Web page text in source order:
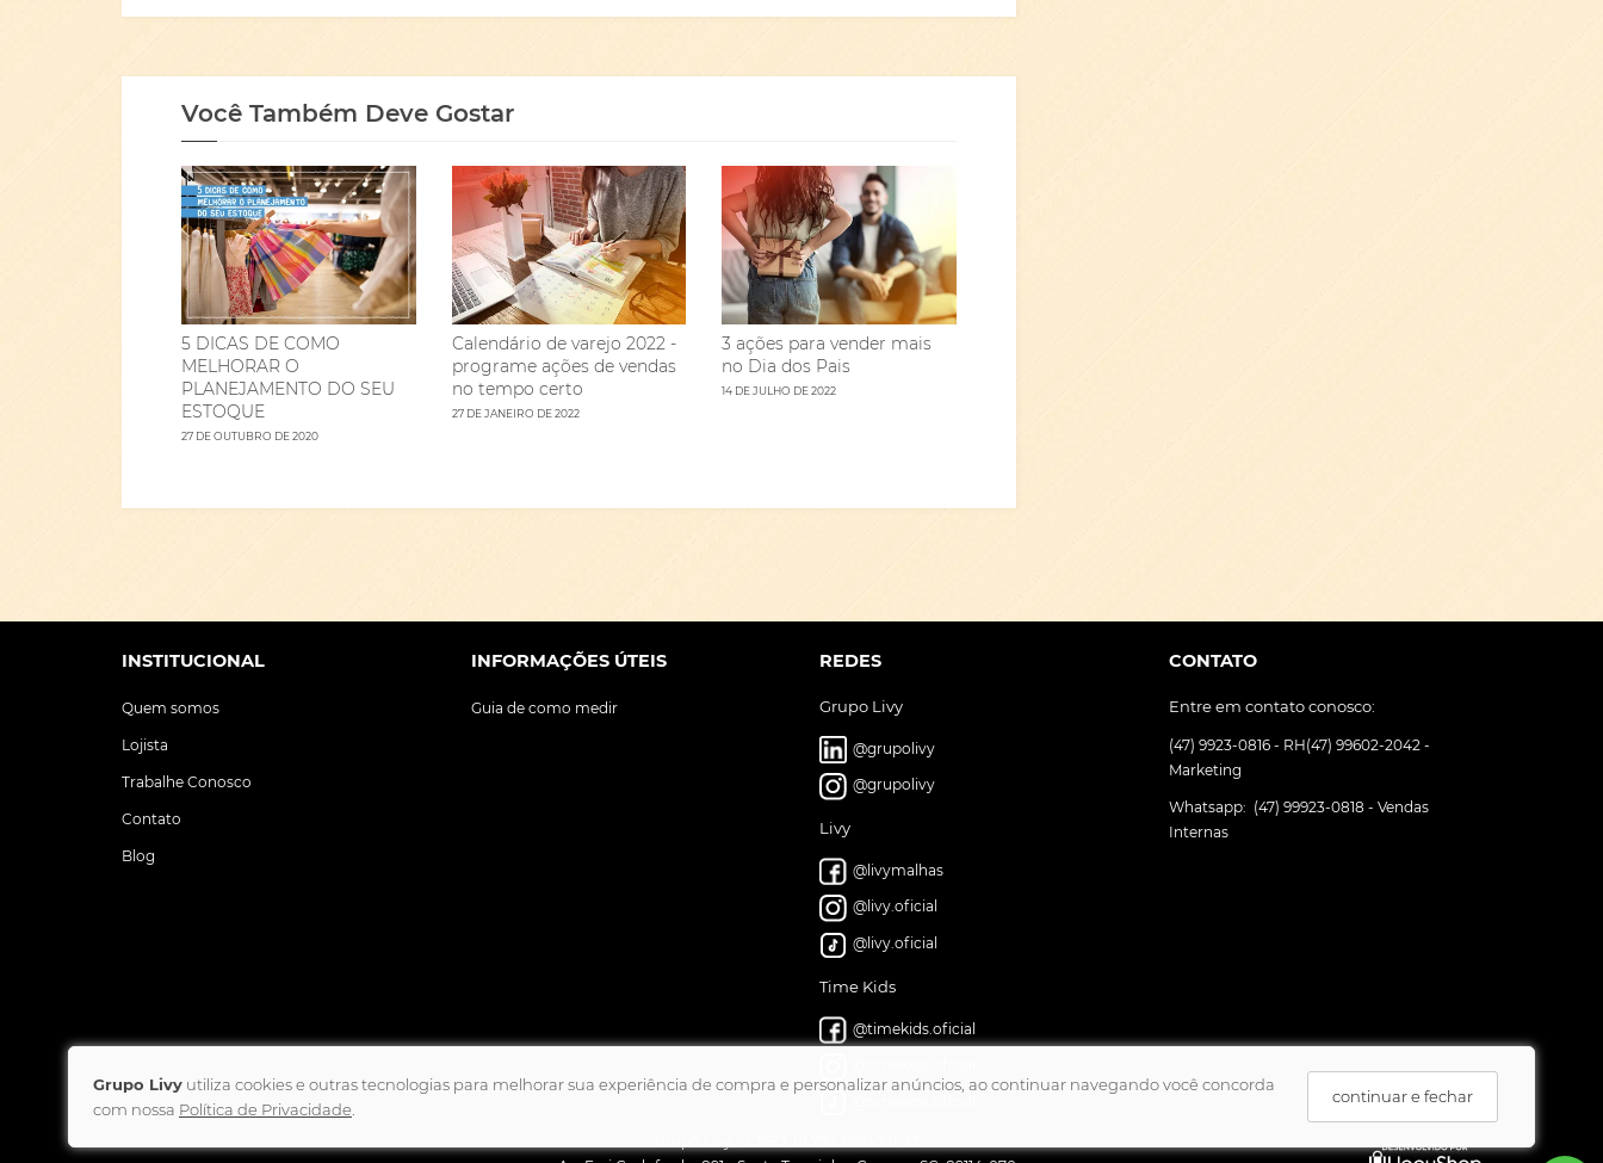
Grupo Livy utiliza cookies e outras tecnologias para melhorar sua experiência de compra e personalizar anúncios, ao continuar navegando você concorda
com nossa Política de Privacidade
continuar e fechar
Você Também Deve Gostar
5 DICAS DE COMO
MELHORAR O
PLANEJAMENTO DO SEU
ESTOQUE
27 DE OUTUBRO DE 2020
Calendário de varejo 2022 -
programe ações de vendas
no tempo certo
27 DE JANEIRO DE 2022
3 ações para vender mais
no Dia dos Pais
14 DE JULHO DE 2022
INSTITUCIONAL
Quem somos
Lojista
Trabalhe Conosco
Contato
Blog
INFORMAÇÕES ÚTEIS
Guia de como medir
REDES
Grupo Livy
@grupolivy
@grupolivy
Livy
@livymalhas
@livy.oficial
@livy.oficial
Time Kids
@timekids.oficial
CONTATO
Entre em contato conosco:
(47) 9923-0816 - RH(47) 99602-2042 -
Marketing
Whatsapp: (47) 99923-0818 - Vendas
Internas